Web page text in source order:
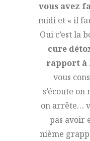
vous avez
midi et « il
Oui c’est la
cure
rapport à
vous
s’écoute
on arrête…
pas avoir
nième